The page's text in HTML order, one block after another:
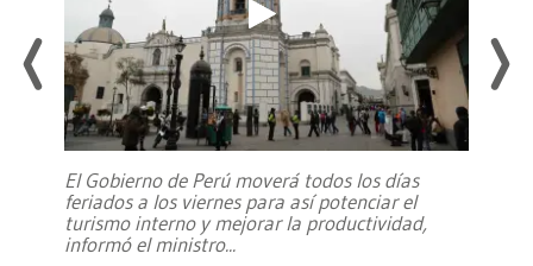
El Gobierno de Perú moverá todos los días
feriados a los viernes para así potenciar el
turismo interno y mejorar la productividad,
informó el ministro...